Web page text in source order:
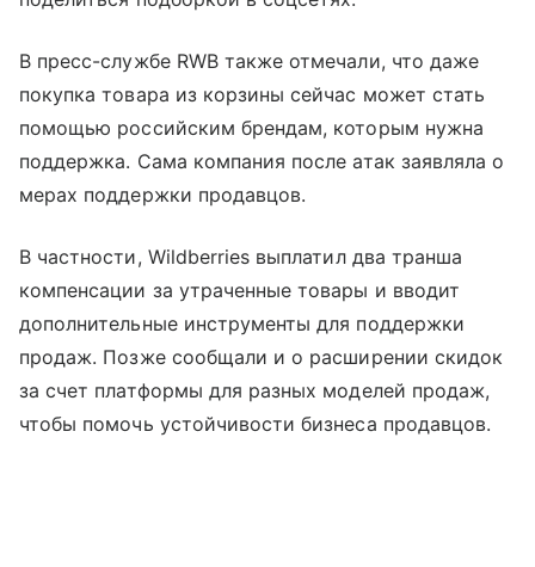
В пресс-службе RWB также отмечали, что даже
покупка товара из корзины сейчас может стать
помощью российским брендам, которым нужна
поддержка. Сама компания после атак заявляла о
мерах поддержки продавцов.
В частности, Wildberries выплатил два транша
компенсации за утраченные товары и вводит
дополнительные инструменты для поддержки
продаж. Позже сообщали и о расширении скидок
за счет платформы для разных моделей продаж,
чтобы помочь устойчивости бизнеса продавцов.